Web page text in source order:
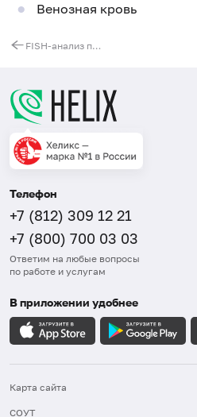
Венозная кровь
FISH-анализ перестроек ATM гена
Телефон
+7 (812) 309 12 21
+7 (800) 700 03 03
Ответим на любые вопросы
по работе и услугам
В приложении удобнее
Карта сайта
СОУТ